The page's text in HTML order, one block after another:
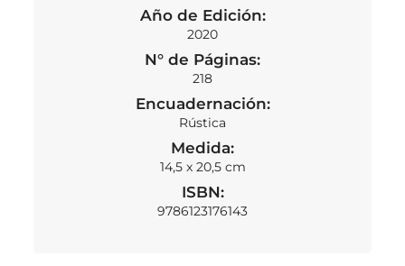
Año de Edición:
2020
N° de Páginas:
218
Encuadernación:
Rústica
Medida:
14,5 x 20,5 cm
ISBN:
9786123176143